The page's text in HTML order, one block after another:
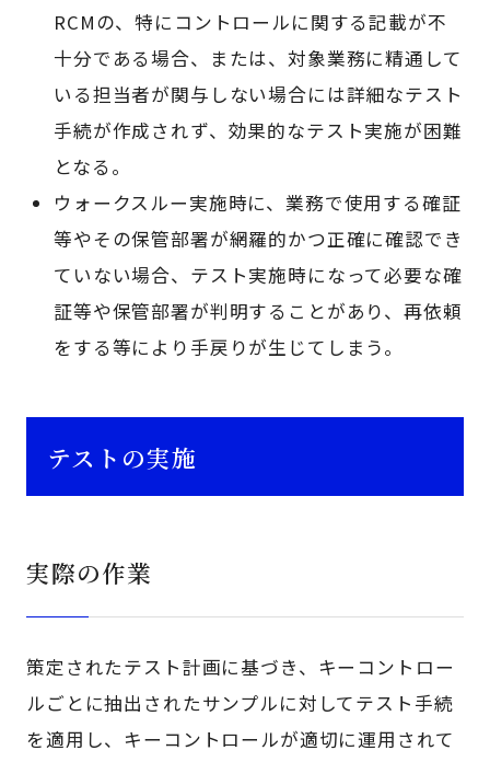
RCMの、特にコントロールに関する記載が不
十分である場合、または、対象業務に精通して
いる担当者が関与しない場合には詳細なテスト
手続が作成されず、効果的なテスト実施が困難
となる。
ウォークスルー実施時に、業務で使用する確証
等やその保管部署が網羅的かつ正確に確認でき
ていない場合、テスト実施時になって必要な確
証等や保管部署が判明することがあり、再依頼
をする等により手戻りが生じてしまう。
テストの実施
実際の作業
策定されたテスト計画に基づき、キーコントロー
ルごとに抽出されたサンプルに対してテスト手続
を適用し、キーコントロールが適切に運用されて